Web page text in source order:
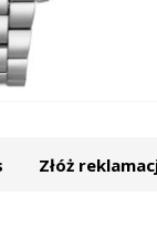
Złóż